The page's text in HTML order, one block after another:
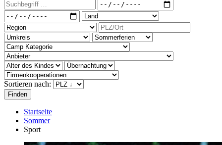
Sortieren nach:
Startseite
Sommer
Sport